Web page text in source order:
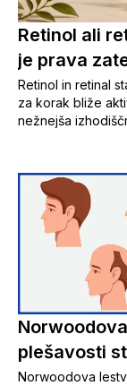
Retinol ali
je prava
Retinol in retinal
za korak bliže
nežnejša
plešavosti
Norwoodova